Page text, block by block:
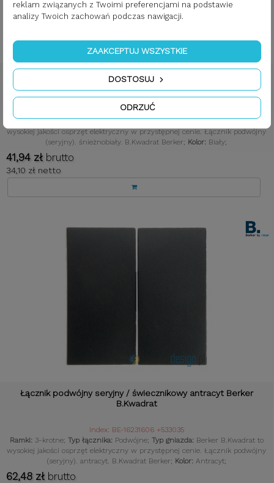
Łącznik podwójny seryjny / świecznikowy śnieżnobiały Berker
B.Kwadrat
Index: BE-5316238989+533035
Ramki:3-krotne;Typ łącznika:Podwójne;Typ gniazda:Berker B.Kwadrat to
wysokiej jakości osprzęt elektryczny w przystępnej cenie. Łącznik podwójny
(seryjny). śnieżnobiały. B.Kwadrat Berker; Kolor: Biały;
41,94 zł brutto
34,10 zł netto
Łącznik podwójny seryjny / świecznikowy antracyt Berker
B.Kwadrat
Index: BE-16231606 +533035
Ramki: 3-krotne; Typ łącznika: Podwójne; Typ gniazda: Berker B.Kwadrat to
wysokiej jakości osprzęt elektryczny w przystępnej cenie. Łącznik podwójny
(seryjny). antracyt. B.Kwadrat Berker; Kolor: Antracyt;
62,48 zł brutto
reklam związanych z Twoimi preferencjami na podstawie
analizy Twoich zachowań podczas nawigacji.
ODRZUĆ
DOSTOSUJ
ZAAKCEPTUJ WSZYSTKIE